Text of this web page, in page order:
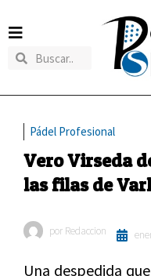
Pádel Profesional
Vero Virseda
las filas de
por Redaccion
Una despedida